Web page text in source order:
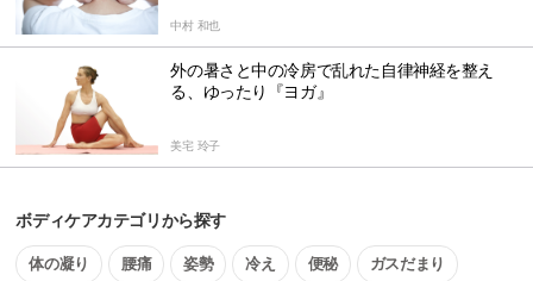
中村 和也
外の暑さと中の冷房で乱れた自律神経を整え
る、ゆったり『ヨガ』
美宅 玲子
ボディケアカテゴリから探す
体の凝り 腰痛 姿勢 冷え 便秘 ガスだまり